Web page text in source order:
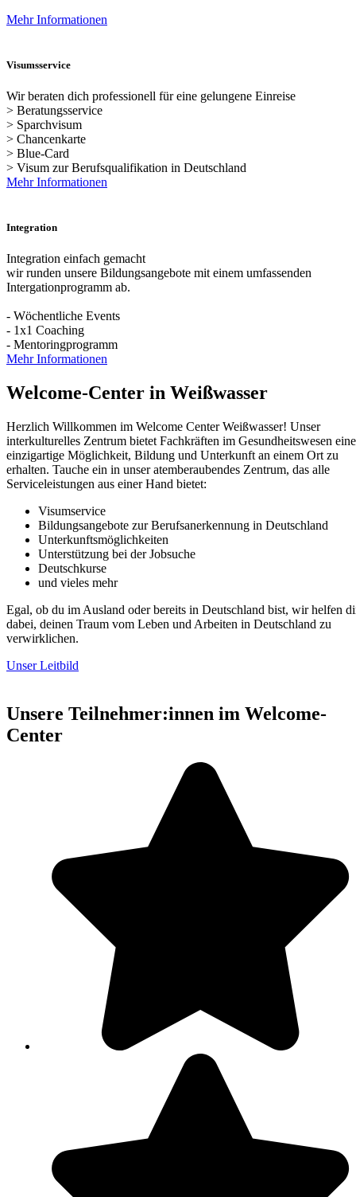
Mehr Informationen
Visumsservice
Wir beraten dich professionell für eine gelungene Einreise
> Beratungsservice
> Sparchvisum
> Chancenkarte
> Blue-Card
> Visum zur Berufsqualifikation in Deutschland
Mehr Informationen
Integration
Integration einfach gemacht
wir runden unsere Bildungsangebote mit einem umfassenden
Intergationprogramm ab.
- Wöchentliche Events
- 1x1 Coaching
- Mentoringprogramm
Mehr Informationen
Welcome-Center in Weißwasser
Herzlich Willkommen im Welcome Center Weißwasser! Unser
interkulturelles Zentrum bietet Fachkräften im Gesundheitswesen eine
einzigartige Möglichkeit, Bildung und Unterkunft an einem Ort zu
erhalten. Tauche ein in unser atemberaubendes Zentrum, das alle
Serviceleistungen aus einer Hand bietet:
Visumservice
Bildungsangebote zur Berufsanerkennung in Deutschland
Unterkunftsmöglichkeiten
Unterstützung bei der Jobsuche
Deutschkurse
und vieles mehr
Egal, ob du im Ausland oder bereits in Deutschland bist, wir helfen
dabei, deinen Traum vom Leben und Arbeiten in Deutschland zu
verwirklichen.
Unser Leitbild
Unsere Teilnehmer:innen im Welcome-
Center